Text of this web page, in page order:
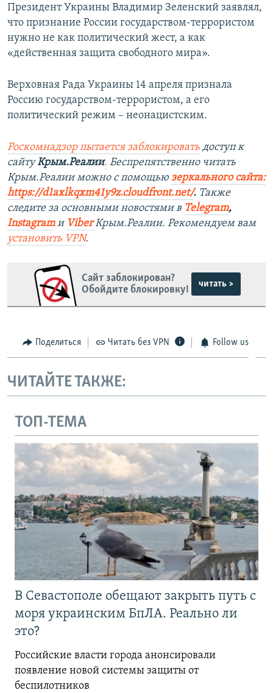
Президент Украины Владимир Зеленский заявлял,
что признание России государством-террористом
нужно не как политический жест, а как
«действенная защита свободного мира».
Верховная Рада Украины 14 апреля признала
Россию государством-террористом, а его
политический режим – неонацистским.
Роскомнадзор пытается заблокировать доступ к
сайтуКрым.Реалии. Беспрепятственно читать
Крым.Реалии можно с помощью зеркального сайта:
https://d1axlkqxm41y9z.cloudfront.net/. ​ Также
следите за основными новостями в Telegram,
Instagram и ViberКрым.Реалии. Рекомендуем вам
установить VPN.
Сайт заблокирован?
Обойдите блокировку!
читать >
Поделиться Читать без VPN Follow us
ЧИТАЙТЕ ТАКЖЕ:
ТОП-ТЕМА
В Севастополе обещают закрыть путь с
моря украинским БпЛА. Реально ли
это?
Российские власти города анонсировали
появление новой системы защиты от
беспилотников